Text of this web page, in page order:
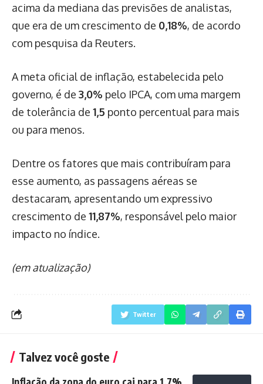
acima da mediana das previsões de analistas,
que era de um crescimento de 0,18%, de acordo
com pesquisa da Reuters.
A meta oficial de inflação, estabelecida pelo
governo, é de 3,0% pelo IPCA, com uma margem
de tolerância de 1,5 ponto percentual para mais
ou para menos.
Dentre os fatores que mais contribuíram para
esse aumento, as passagens aéreas se
destacaram, apresentando um expressivo
crescimento de 11,87%, responsável pelo maior
impacto no índice.
(em atualização)
Twitter
Talvez você goste